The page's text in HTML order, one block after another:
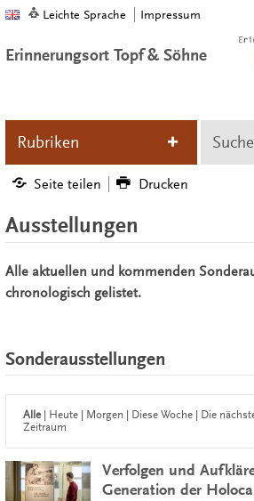
Leichte Sprache Impressum
Erinnerungsort Topf & Söhne
Rubriken Suche
Seite teilen Drucken
Ausstellungen
Alle aktuellen und kommenden
chronologisch gelistet.
Sonderausstellungen
Alle Heute Morgen Diese Woche Die
Zeitraum
Verfolgen und
Generation der